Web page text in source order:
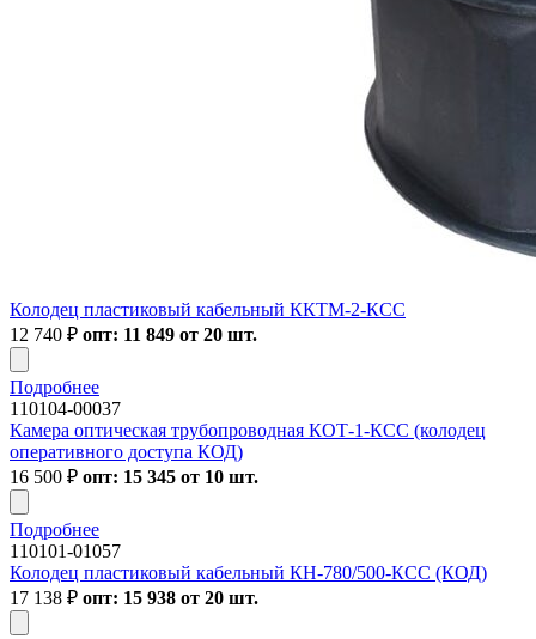
Колодец пластиковый кабельный ККТМ-2-КСС
12 740 ₽ опт: 11 849 от 20 шт.
Подробнее
110104-00037
Камера оптическая трубопроводная КОТ-1-КСС (колодец
оперативного доступа КОД)
16 500 ₽ опт: 15 345 от 10 шт.
Подробнее
110101-01057
Колодец пластиковый кабельный КН-780/500-КСС (КОД)
17 138 ₽ опт: 15 938 от 20 шт.